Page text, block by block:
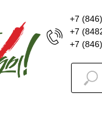
+7
+7
+7